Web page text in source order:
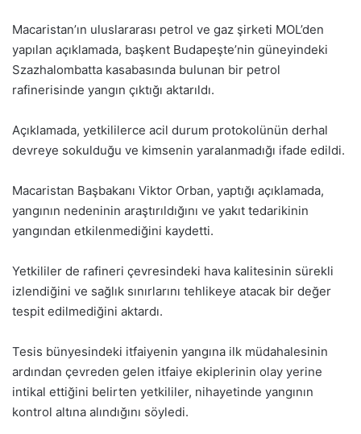
Macaristan’ın uluslararası petrol ve gaz şirketi MOL’den
yapılan açıklamada, başkent Budapeşte’nin güneyindeki
Szazhalombatta kasabasında bulunan bir petrol
rafinerisinde yangın çıktığı aktarıldı.
Açıklamada, yetkililerce acil durum protokolünün derhal
devreye sokulduğu ve kimsenin yaralanmadığı ifade edildi.
Macaristan Başbakanı Viktor Orban, yaptığı açıklamada,
yangının nedeninin araştırıldığını ve yakıt tedarikinin
yangından etkilenmediğini kaydetti.
Yetkililer de rafineri çevresindeki hava kalitesinin sürekli
izlendiğini ve sağlık sınırlarını tehlikeye atacak bir değer
tespit edilmediğini aktardı.
Tesis bünyesindeki itfaiyenin yangına ilk müdahalesinin
ardından çevreden gelen itfaiye ekiplerinin olay yerine
intikal ettiğini belirten yetkililer, nihayetinde yangının
kontrol altına alındığını söyledi.